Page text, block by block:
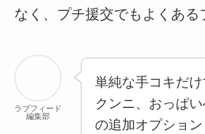
なく、プチ援交でもよくある
ラブフィード
編集部
単純な手コキだ
クンニ、おっぱ
の追加オプショ